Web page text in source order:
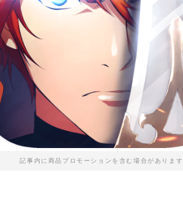
記事内に商品プロモーションを含む場合があります